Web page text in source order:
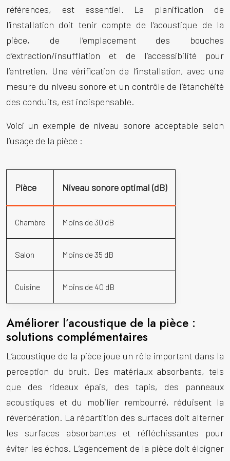
références, est essentiel. La planification de
l’installation doit tenir compte de l’acoustique de la
pièce, de l’emplacement des bouches
d’extraction/insufflation et de l’accessibilité pour
l’entretien. Une vérification de l’installation, avec une
mesure du niveau sonore et un contrôle de l’étanchéité
des conduits, est indispensable.
Voici un exemple de niveau sonore acceptable selon
l’usage de la pièce :
Pièce Niveau sonore optimal (dB)
Chambre Moins de 30 dB
Salon Moins de 35 dB
Cuisine Moins de 40 dB
Améliorer l’acoustique de la pièce :
solutions complémentaires
L’acoustique de la pièce joue un rôle important dans la
perception du bruit. Des matériaux absorbants, tels
que des rideaux épais, des tapis, des panneaux
acoustiques et du mobilier rembourré, réduisent la
réverbération. La répartition des surfaces doit alterner
les surfaces absorbantes et réfléchissantes pour
éviter les échos. L’agencement de la pièce doit éloigner